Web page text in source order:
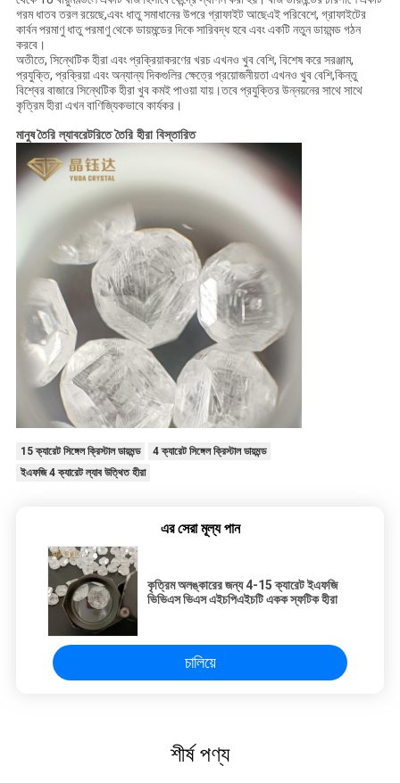
গরম ধাতব তরল রয়েছে,এবং ধাতু সমাধানের উপরে গ্রাফাইট আছেএই পরিবেশে, গ্রাফাইটের
কার্বন পরমাণু ধাতু পরমাণু থেকে ডায়মন্ডের দিকে সারিবদ্ধ হবে এবং একটি নতুন ডায়মন্ড গঠন
করবে।
অতীতে, সিন্থেটিক হীরা এবং প্রক্রিয়াকরণের খরচ এখনও খুব বেশি, বিশেষ করে সরঞ্জাম,
প্রযুক্তি, প্রক্রিয়া এবং অন্যান্য দিকগুলির ক্ষেত্রে প্রয়োজনীয়তা এখনও খুব বেশি,কিন্তু
বিশ্বের বাজারে সিন্থেটিক হীরা খুব কমই পাওয়া যায়।তবে প্রযুক্তির উন্নয়নের সাথে সাথে
কৃত্রিম হীরা এখন বাণিজ্যিকভাবে কার্যকর।
মানুষ তৈরি ল্যাবরেটরিতে তৈরি হীরা বিস্তারিত
15 ক্যারেট সিঙ্গেল ক্রিস্টাল ডায়মন্ড
4 ক্যারেট সিঙ্গেল ক্রিস্টাল ডায়মন্ড
ইএফজি 4 ক্যারেট ল্যাব উত্থিত হীরা
এর সেরা মূল্য পান
কৃত্রিম অলঙ্কারের জন্য 4-15 ক্যারেট ইএফজি
ভিভিএস ভিএস এইচপিএইচটি একক স্ফটিক হীরা
চালিয়ে
শীর্ষ পণ্য